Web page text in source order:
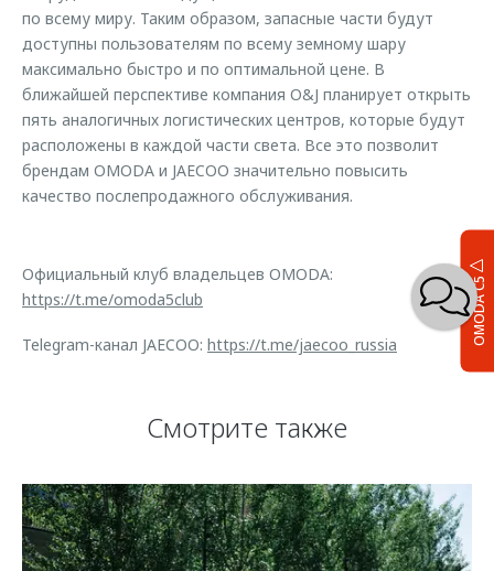
OMODA C5
по всему миру. Таким образом, запасные части будут
доступны пользователям по всему земному шару
максимально быстро и по оптимальной цене. В
ближайшей перспективе компания O&J планирует открыть
пять аналогичных логистических центров, которые будут
расположены в каждой части света. Все это позволит
брендам OMODA и JAECOO значительно повысить
качество послепродажного обслуживания.
Официальный клуб владельцев OMODA:
https://t.me/omoda5club
Telegram-канал JAECOO: https://t.me/jaecoo_russia
Смотрите также